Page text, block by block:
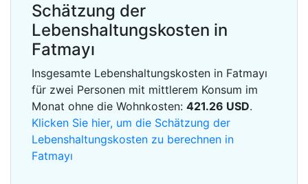
Schätzung der
Lebenshaltungskosten in
Fatmayı
Insgesamte Lebenshaltungskosten in Fatmayı
für zwei Personen mit mittlerem Konsum im
Monat ohne die Wohnkosten: 421.26 USD.
Klicken Sie hier, um die Schätzung der
Lebenshaltungskosten zu berechnen in
Fatmayı